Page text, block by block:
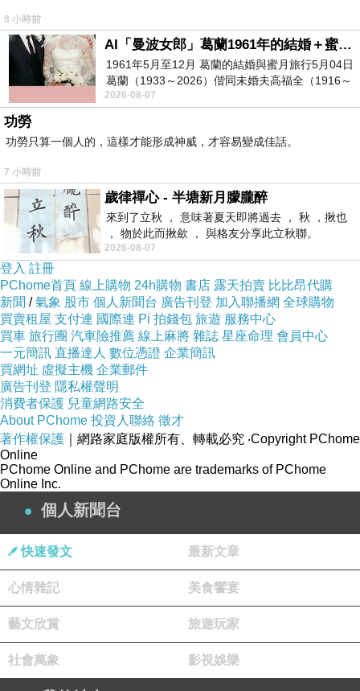
8 小時前
AI「曼波女郎」葛蘭1961年的結婚＋蜜月旅行 #戀上老電影 #葛蘭 #粟子
1961年5月至12月 葛蘭的結婚與蜜月旅行5月04日
葛蘭（1933～2026）偕同未婚夫高福全（1916～
2004）乘郵輪赴倫敦6月15日於英國倫敦St.S
2026-08-07
功勞
功勞只算一個人的，這樣才能形成神威，才容易變成佳話。
7 小時前
歲律禪心 - 半塘新月朦朧醉
來到了立秋 ， 意味著夏天即將過去 ， 秋 ，揪也
， 物於此而揪歛 ， 與格友分享此立秋聯。
2026-08-07
登入 註冊
PChome首頁 線上購物 24h購物 書店 露天拍賣 比比昂代購
新聞 /氣象 股市 個人新聞台 廣告刊登 加入聯播網 全球購物
買賣租屋 支付連 國際連 Pi 拍錢包 旅遊 服務中心
買車 旅行團 汽車險推薦 線上麻將 雜誌 星座命理 會員中心
一元簡訊 直播達人 數位憑證 企業簡訊
買網址 虛擬主機 企業郵件
廣告刊登 隱私權聲明
消費者保護 兒童網路安全
About PChome 投資人聯絡 徵才
著作權保護 ｜網路家庭版權所有、轉載必究 ‧Copyright PChome
Online
PChome Online and PChome are trademarks of PChome
Online Inc.
個人新聞台
快速發文 最新文章
心情雜記 美食饗宴
藝文欣賞 旅遊玩家
社會萬象 影視娛樂